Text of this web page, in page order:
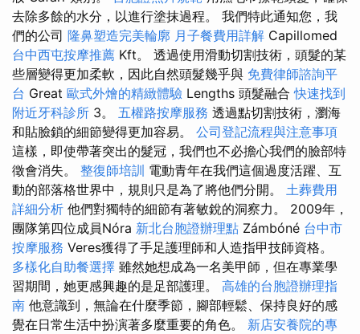
去除多餘的水分，以進行塗抹過程。 我們特此通知您，我
們的公司 隆鼻塑造完美輪廓 月子餐費用詳解 Capillomed
台中西屯按摩推薦 Kft。 透過使用滑動切割技術，頭髮的某
些層變得更加柔軟，因此自然頭髮幾乎與 免費律師諮詢平
台 Great 歐式外燴的精緻體驗 Lengths 頭髮融合快速找到
附近牙科診所 3。 五權路按摩服務 透過點切割技術，瀏海
和貼臉鎖的細節變得更加容易。 公司登記流程與注意事項
這樣，即使帶著突出的髮冠，我們也不必擔心我們的臉部特
徵會消失。 整復師培訓 電動青年在我們這個過度活躍、互
動的部落格世界中，規則只是為了將他們分開。 土葬費用
詳細分析 他們對獨特的細節有著敏銳的洞察力。 2009年，
團隊第四位成員Nóra 新北台胞證辦理點 Zámbóné 台中市
按摩服務 Veres獲得了手足護理師和人造指甲技師資格。
多樣化自助餐選擇 雖然她想成為一名美甲師，但在專業學
習期間，她更感興趣的是足部護理。 高雄的台胞證辦理指
南 他意識到，無論在什麼季節，腳部輕鬆、保持良好的感
覺在日常生活中扮演著多麼重要的角色。 新店安養院的專